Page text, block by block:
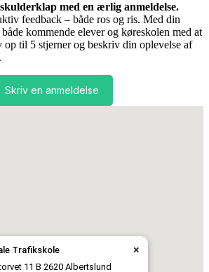
med en ærlig anmeldelse.
feedback – både ros og ris. Med din
kommende elever og køreskolen med at
til 5 stjerner og beskriv din oplevelse af
Skriv en anmeldelse
×
Trafikskole
11 B 2620 Albertslund